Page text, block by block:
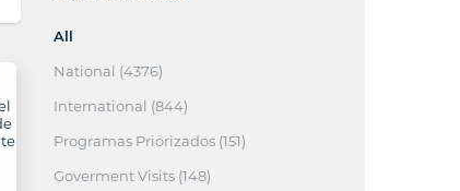
All
National (4376)
International (844)
Programas Priorizados (151)
Goverment Visits (148)